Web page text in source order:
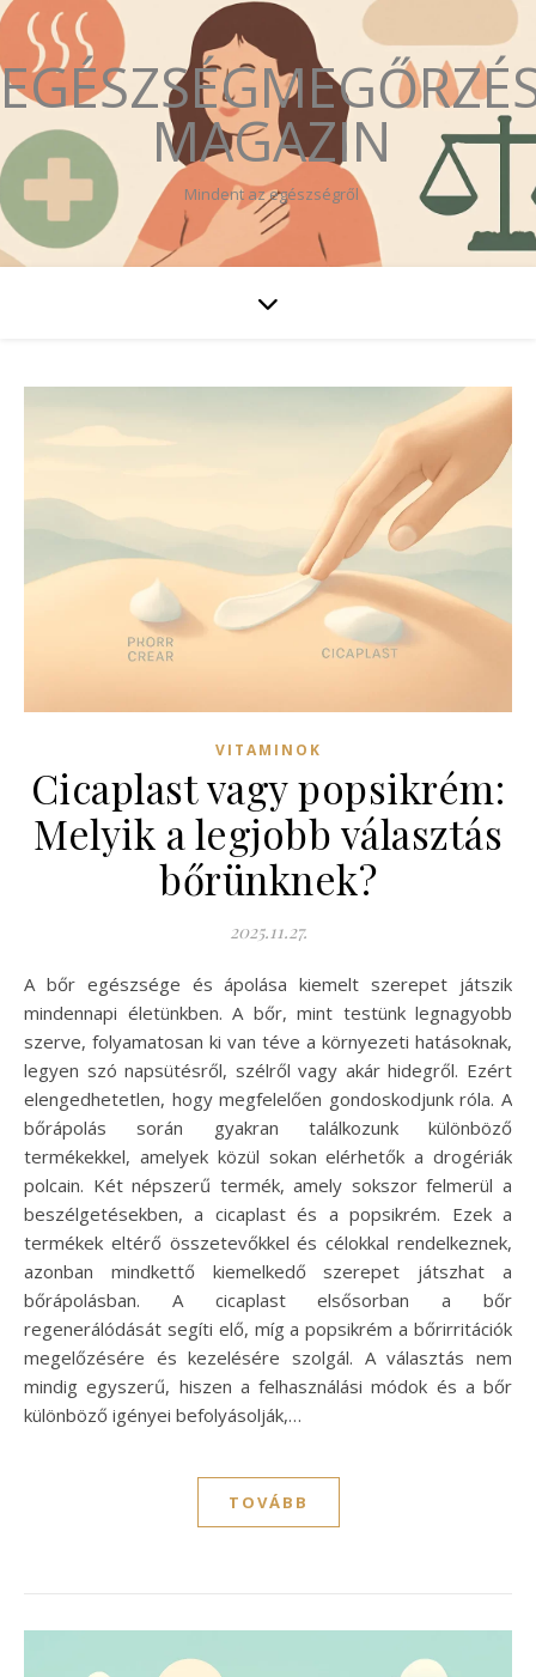
MAGAZIN
Mindent az egészségről
VITAMINOK
Cicaplast vagy popsikrém:
Melyik a legjobb választás
bőrünknek?
2025.11.27.
A bőr egészsége és ápolása kiemelt szerepet játszik
mindennapi életünkben. A bőr, mint testünk legnagyobb
szerve, folyamatosan ki van téve a környezeti hatásoknak,
legyen szó napsütésről, szélről vagy akár hidegről. Ezért
elengedhetetlen, hogy megfelelően gondoskodjunk róla. A
bőrápolás során gyakran találkozunk különböző
termékekkel, amelyek közül sokan elérhetők a drogériák
polcain. Két népszerű termék, amely sokszor felmerül a
beszélgetésekben, a cicaplast és a popsikrém. Ezek a
termékek eltérő összetevőkkel és célokkal rendelkeznek,
azonban mindkettő kiemelkedő szerepet játszhat a
bőrápolásban. A cicaplast elsősorban a bőr
regenerálódását segíti elő, míg a popsikrém a bőrirritációk
megelőzésére és kezelésére szolgál. A választás nem
mindig egyszerű, hiszen a felhasználási módok és a bőr
különböző igényei befolyásolják,…
TOVÁBB